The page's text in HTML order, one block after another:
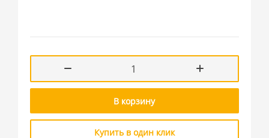
В корзину
Купить в один клик